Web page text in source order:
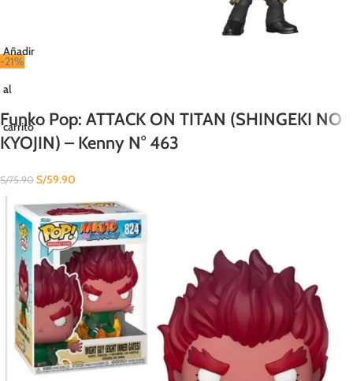
-21%
Añadir
al
carrito
Funko Pop: ATTACK ON TITAN (SHINGEKI NO
KYOJIN) – Kenny N° 463
S/75.90 S/59.90